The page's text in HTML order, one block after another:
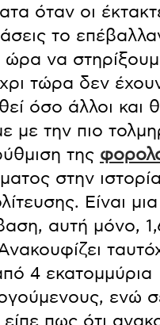
όταν οι
το
να
τώρα δεν
όσο άλλοι και
με την πιο
της
στην
Είναι μια
αυτή μόνο,
4 εκατομμύρια
ενώ
πως ότι